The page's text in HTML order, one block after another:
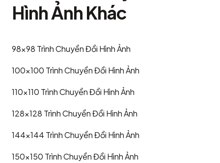
Hình Ảnh Khác
98x98 Trình Chuyển Đổi Hình Ảnh
100x100 Trình Chuyển Đổi Hình Ảnh
110x110 Trình Chuyển Đổi Hình Ảnh
128x128 Trình Chuyển Đổi Hình Ảnh
144x144 Trình Chuyển Đổi Hình Ảnh
150x150 Trình Chuyển Đổi Hình Ảnh